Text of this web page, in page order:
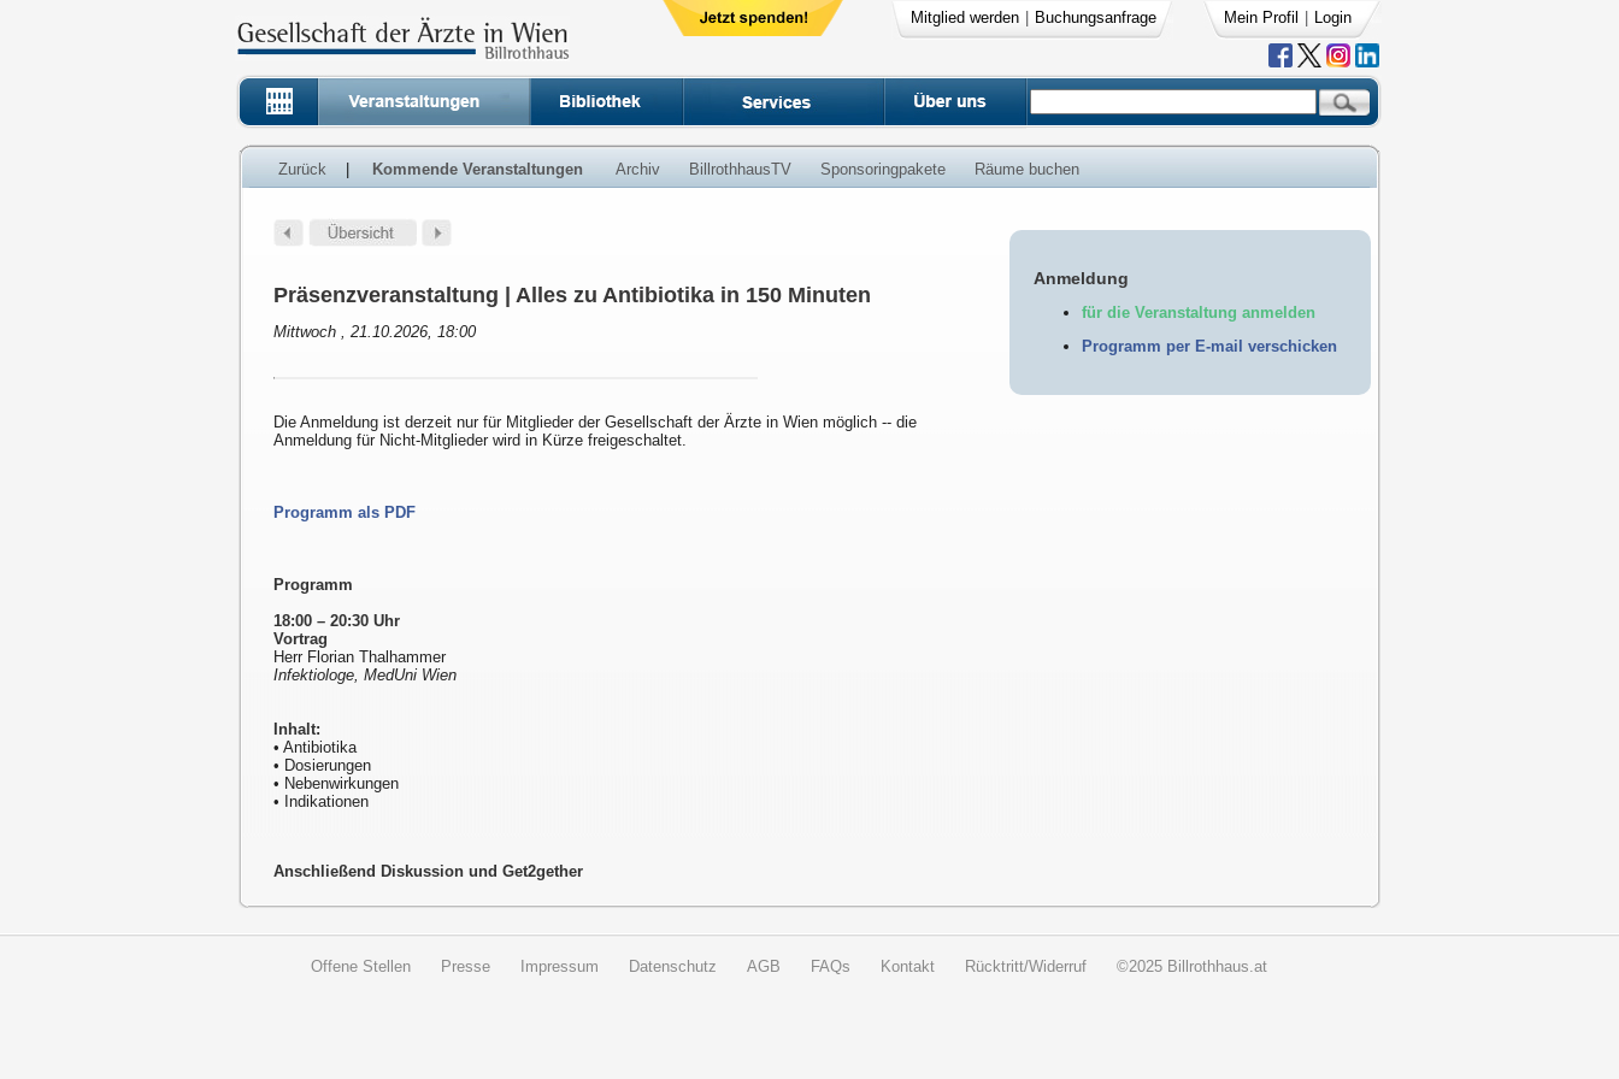
Mitglied werden Buchungsanfrage Mein Profil Login
Zurück Kommende Veranstaltungen Archiv BillrothhausTV Sponsoringpakete Räume buchen
Anmeldung
für die Veranstaltung anmelden
Programm per E-mail verschicken
Präsenzveranstaltung | Alles zu Antibiotika in 150 Minuten
Mittwoch , 21.10.2026, 18:00
Die Anmeldung ist derzeit nur für Mitglieder der Gesellschaft der Ärzte in Wien möglich -- die
Anmeldung für Nicht-Mitglieder wird in Kürze freigeschaltet.
Programm als PDF
Programm
18:00 – 20:30 Uhr
Vortrag
Herr Florian Thalhammer
Infektiologe, MedUni Wien
Inhalt:
• Antibiotika
• Dosierungen
• Nebenwirkungen
• Indikationen
Anschließend Diskussion und Get2gether
Offene Stellen Presse Impressum Datenschutz AGB FAQs Kontakt Rücktritt/Widerruf ©2025 Billrothhaus.at